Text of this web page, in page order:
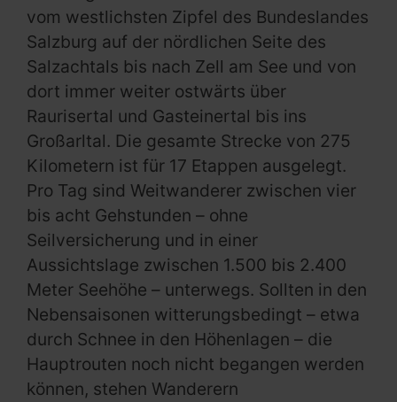
vom westlichsten Zipfel des Bundeslandes
Salzburg auf der nördlichen Seite des
Salzachtals bis nach Zell am See und von
dort immer weiter ostwärts über
Raurisertal und Gasteinertal bis ins
Großarltal. Die gesamte Strecke von 275
Kilometern ist für 17 Etappen ausgelegt.
Pro Tag sind Weitwanderer zwischen vier
bis acht Gehstunden – ohne
Seilversicherung und in einer
Aussichtslage zwischen 1.500 bis 2.400
Meter Seehöhe – unterwegs. Sollten in den
Nebensaisonen witterungsbedingt – etwa
durch Schnee in den Höhenlagen – die
Hauptrouten noch nicht begangen werden
können, stehen Wanderern